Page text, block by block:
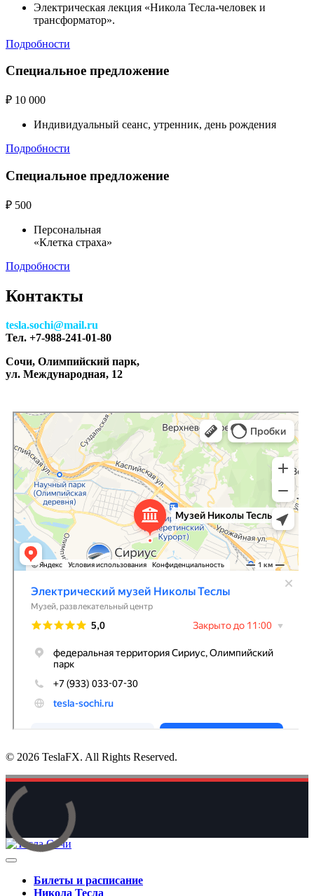
Электрическая лекция «Никола Тесла-человек и
трансформатор».
Подробности
Специальное предложение
₽ 10 000
Индивидуальный сеанс, утренник, день рождения
Подробности
Специальное предложение
₽ 500
Персональная
«Клетка страха»
Подробности
Контакты
tesla.sochi@mail.ru
Тел. +7-988-241-01-80
Сочи, Олимпийский парк,
ул. Международная, 12
Электрический музей Николы Тесла
Музей в Краснодарском крае
© 2026 TeslaFX. All Rights Reserved.
Билеты и расписание
Никола Тесла